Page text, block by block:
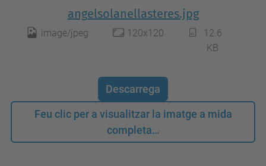
angelsolanellasteres.jpg
image/jpeg 120x120
12.6
KB
Descarrega
Feu clic per a visualitzar la imatge a mida
completa…